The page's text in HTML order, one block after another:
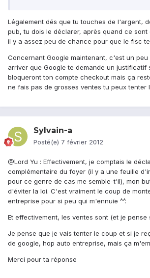
Légalement dés que tu touches de l'argent,
pub, tu dois le déclarer, après quand ce sont
il y a assez peu de chance pour que le fisc
Concernant Google maintenant, c'est un peu
arriver que Google te demande un justificatif
bloqueront ton compte checkout mais ça
ne fais pas de grosses ventes tu peux tenter
Sylvain-a
Posté(e) 7 février 2012
@Lord Yu : Effectivement, je comptais le
complémentaire du foyer (il y a une feuille
pour ce genre de cas me semble-t'il), mon
d'éviter la loi. C'est vraiment le coup de
entreprise pour si peu qui m'ennuie ^^.
Et effectivement, les ventes sont (et je pense
Je pense que je vais tenter le coup et si je
de google, hop auto entreprise, mais ça
Merci pour ta réponse